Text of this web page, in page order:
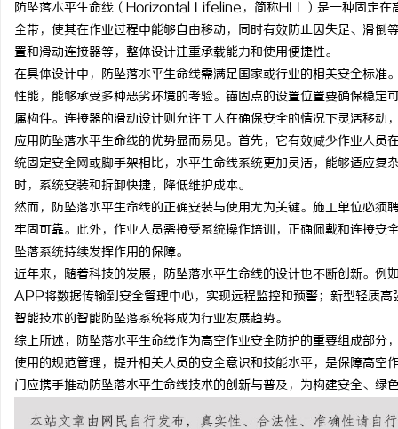
防坠落水平生命线（Horizontal Lifeline，简称HLL）是一种固定在
全带，使其在作业过程中能够自由移动，同时有效防止因失足、滑
置和滑动连接器等，整体设计注重承载能力和使用便捷性。
在具体设计中，防坠落水平生命线需满足国家或行业的相关安全标
性能，能够承受多种恶劣环境的考验。锚固点的设置位置要确保稳
属构件。连接器的滑动设计则允许工人在确保安全的情况下灵活移动
应用防坠落水平生命线的优势显而易见。首先，它有效减少作业人
统固定安全网或脚手架相比，水平生命线系统更加灵活，能够适应
时，系统安装和拆卸快捷，降低维护成本。
然而，防坠落水平生命线的正确安装与使用尤为关键。施工单位必
牢固可靠。此外，作业人员需接受系统操作培训，正确佩戴和连接
坠落系统持续发挥作用的保障。
近年来，随着科技的发展，防坠落水平生命线的设计也不断创新。
APP将数据传输到安全管理中心，实现远程监控和预警；新型轻质
智能技术的智能防坠落系统将成为行业发展趋势。
综上所述，防坠落水平生命线作为高空作业安全防护的重要组成部
使用的规范管理，提升相关人员的安全意识和技能水平，是保障高
门应携手推动防坠落水平生命线技术的创新与普及，为构建安全、绿
汉配眼镜 上海配眼镜 揭秘免费看电影的多种